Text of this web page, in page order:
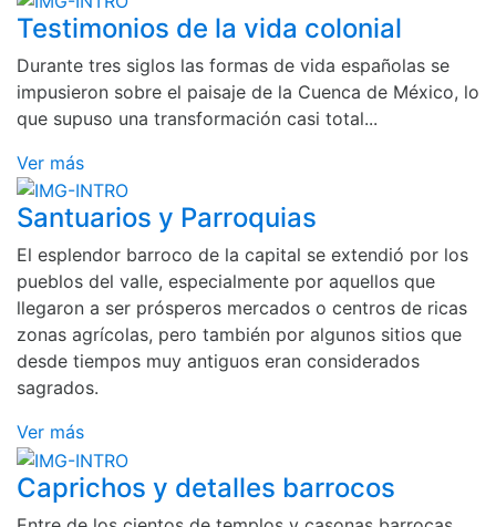
Testimonios de la vida colonial
Durante tres siglos las formas de vida españolas se
impusieron sobre el paisaje de la Cuenca de México, lo
que supuso una transformación casi total...
Ver más
Santuarios y Parroquias
El esplendor barroco de la capital se extendió por los
pueblos del valle, especialmente por aquellos que
llegaron a ser prósperos mercados o centros de ricas
zonas agrícolas, pero también por algunos sitios que
desde tiempos muy antiguos eran considerados
sagrados.
Ver más
Caprichos y detalles barrocos